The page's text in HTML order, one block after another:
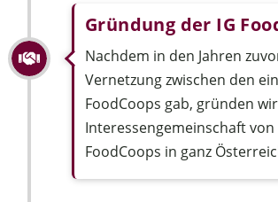
Gründung der IG
Nachdem in den Jahren
Vernetzung zwischen den
FoodCoops gab, gründen
Interessengemeinschaft
FoodCoops in ganz